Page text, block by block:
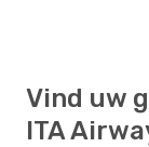
Vind uw
ITA